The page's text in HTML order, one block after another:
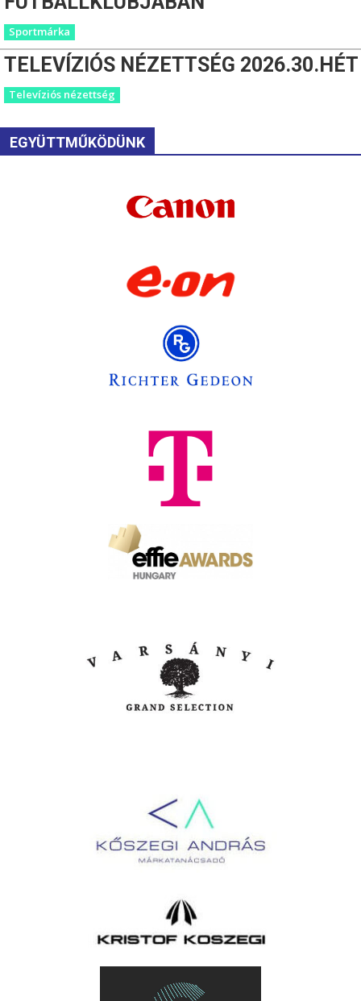
Sportmárka
TELEVÍZIÓS NÉZETTSÉG 2026.30.HÉT
Televíziós nézettség
EGYÜTTMŰKÖDÜNK